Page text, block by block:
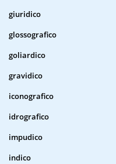
giuridico
glossografico
goliardico
gravidico
iconografico
idrografico
impudico
indico